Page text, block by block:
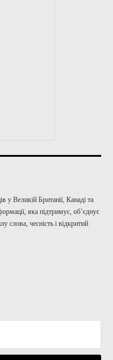
у Великій Британії, Канаді та
яка підтримує, об’єднує
слова, чесність і відкритий